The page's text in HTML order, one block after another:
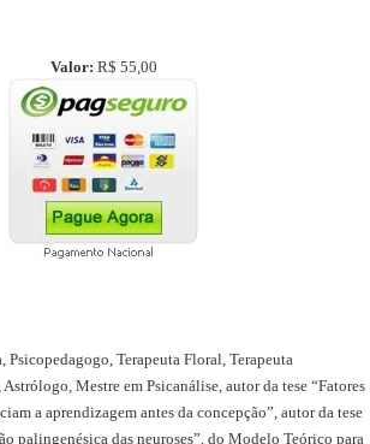
Valor: R$ 55,00
Psicopedagogo, Terapeuta Floral, Terapeuta
Mestre em Psicanálise, autor da tese “Fatores
a aprendizagem antes da concepção”, autor da tese
palingenésica das neuroses”, do Modelo Teórico para